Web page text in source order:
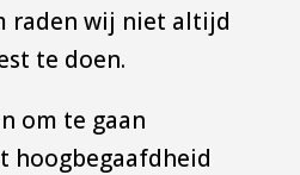
raden wij niet altijd
te doen.
om te gaan
hoogbegaafdheid